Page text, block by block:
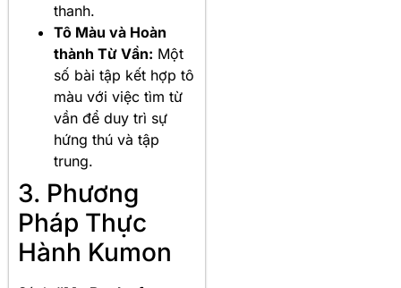
thanh.
Tô Màu và Hoàn
thành Từ Vần: Một
số bài tập kết hợp tô
màu với việc tìm từ
vần để duy trì sự
hứng thú và tập
trung.
3. Phương
Pháp Thực
Hành Kumon